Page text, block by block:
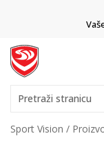
Pretraži stranicu
Sport Vision